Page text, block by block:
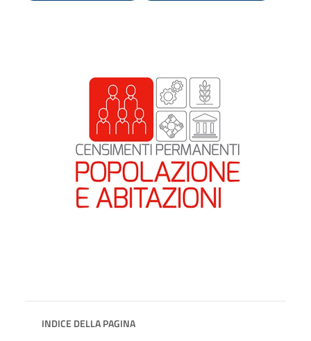
INDICE DELLA PAGINA